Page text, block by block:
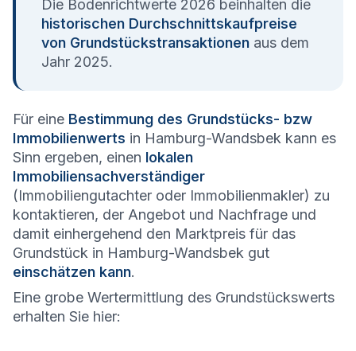
Die Bodenrichtwerte 2026 beinhalten die
historischen Durchschnittskaufpreise
von Grundstückstransaktionen aus dem
Jahr 2025.
Für eine Bestimmung des Grundstücks- bzw
Immobilienwerts in Hamburg-Wandsbek kann es
Sinn ergeben, einen lokalen
Immobiliensachverständiger
(Immobiliengutachter oder Immobilienmakler) zu
kontaktieren, der Angebot und Nachfrage und
damit einhergehend den Marktpreis für das
Grundstück in Hamburg-Wandsbek gut
einschätzen kann.
Eine grobe Wertermittlung des Grundstückswerts
erhalten Sie hier: